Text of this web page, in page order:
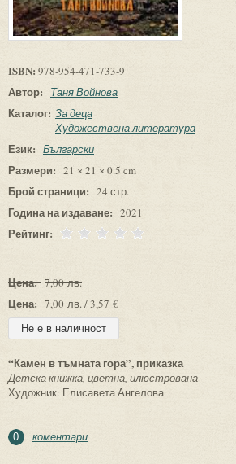
ISBN: 978-954-471-733-9
Автор: Таня Войнова
Каталог: За деца
Художествена литература
Език: Български
Размери: 21 × 21 × 0.5 cm
Брой страници: 24 стр.
Година на издаване: 2021
Рейтинг:
Цена: 7,00 лв.
Цена: 7,00 лв. / 3,57 €
“Камен в тъмната гора”, приказка
Детска книжка, цветна, илюстрована
Художник: Елисавета Ангелова
0 коментари